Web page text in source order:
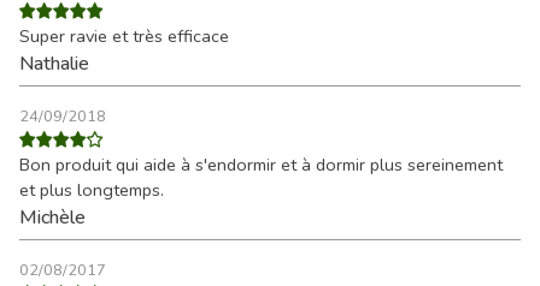
Super ravie et très efficace
Nathalie
24/09/2018
Bon produit qui aide à s'endormir et à dormir plus sereinement
et plus longtemps.
Michèle
02/08/2017